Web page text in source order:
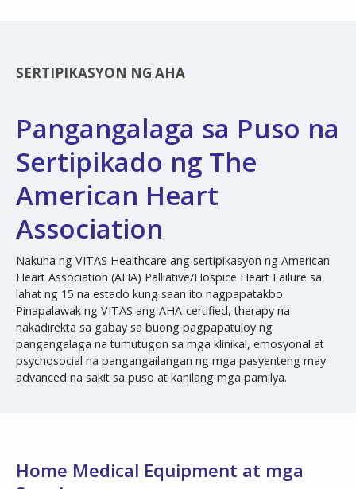
SERTIPIKASYON NG AHA
Pangangalaga sa Puso na
Sertipikado ng The
American Heart
Association
Nakuha ng VITAS Healthcare ang sertipikasyon ng American
Heart Association (AHA) Palliative/Hospice Heart Failure sa
lahat ng 15 na estado kung saan ito nagpapatakbo.
Pinapalawak ng VITAS ang AHA-certified, therapy na
nakadirekta sa gabay sa buong pagpapatuloy ng
pangangalaga na tumutugon sa mga klinikal, emosyonal at
psychosocial na pangangailangan ng mga pasyenteng may
advanced na sakit sa puso at kanilang mga pamilya.
Home Medical Equipment at mga